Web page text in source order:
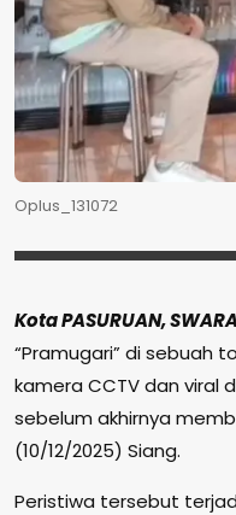
Oplus_131072
Kota PASURUAN,
“Pramugari” di sebuah
kamera CCTV dan viral
sebelum akhirnya
(10/12/2025) Siang.
Peristiwa tersebut